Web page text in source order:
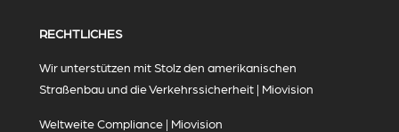
RECHTLICHES
Wir unterstützen mit Stolz den amerikanischen
Straßenbau und die Verkehrssicherheit | Miovision
Weltweite Compliance | Miovision